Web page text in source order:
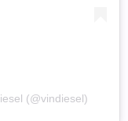
(@vindiesel)